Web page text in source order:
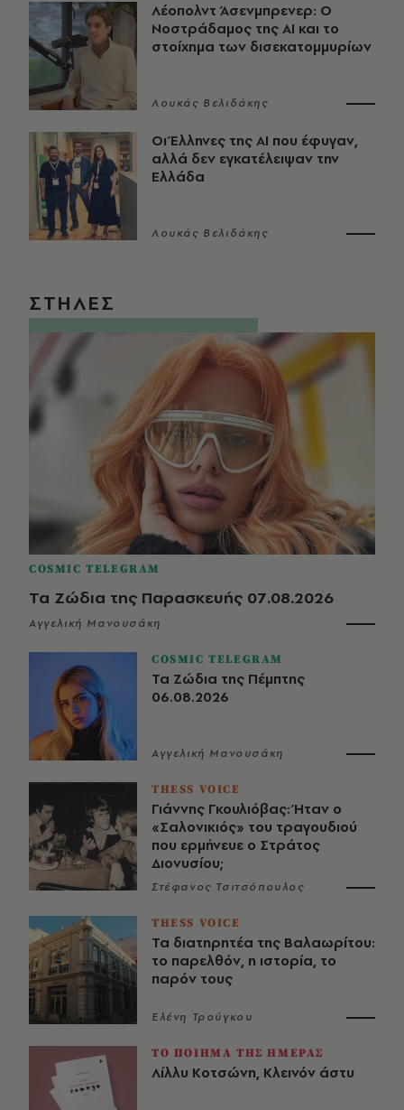
Λέοπολντ Άσενμπρενερ: Ο
Νοστράδαμος της AI και το
στοίχημα των δισεκατομμυρίων
Λουκάς Βελιδάκης
Οι Έλληνες της ΑΙ που έφυγαν,
αλλά δεν εγκατέλειψαν την
Ελλάδα
Λουκάς Βελιδάκης
ΣΤΗΛΕΣ
COSMIC TELEGRAM
Τα Ζώδια της Παρασκευής 07.08.2026
Αγγελική Μανουσάκη
COSMIC TELEGRAM
Τα Ζώδια της Πέμπτης
06.08.2026
Αγγελική Μανουσάκη
THESS VOICE
Γιάννης Γκουλιόβας: Ήταν ο
«Σαλονικιός» του τραγουδιού
που ερμήνευε ο Στράτος
Διονυσίου;
Στέφανος Τσιτσόπουλος
THESS VOICE
Τα διατηρητέα της Βαλαωρίτου:
το παρελθόν, η ιστορία, το
παρόν τους
Ελένη Τρούγκου
ΤΟ ΠΟΙΗΜΑ ΤΗΣ ΗΜΕΡΑΣ
Λίλλυ Κοτσώνη, Κλεινόν άστυ